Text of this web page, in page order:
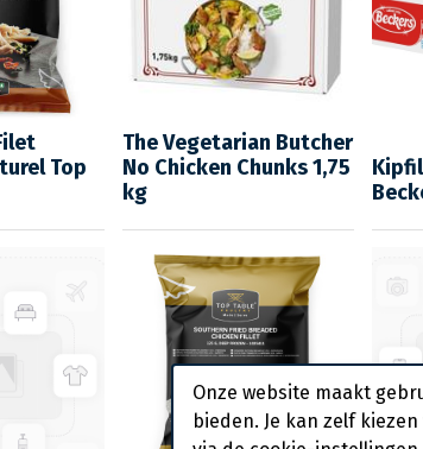
Top
The Vegetarian Butcher
No Chicken Chunks 1,75
kg
Onze website maakt
bieden. Je kan zelf